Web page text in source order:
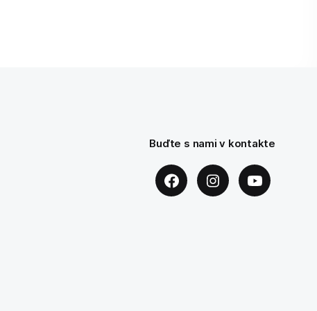
Buďte s nami v kontakte